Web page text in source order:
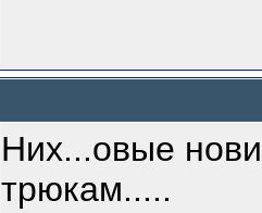
Них...овые
трюкам.....